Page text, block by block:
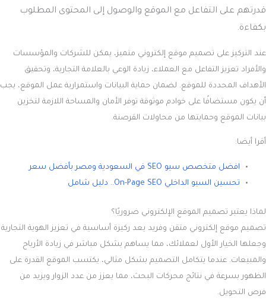
قدرتهم على التفاعل مع الموقع والوصول إلى المحتوى المطلوب
بكفاءة.
عند التركيز على تصميم موقع إلكتروني متميز، يمكن للشركات والمؤسسات
والأفراد تعزيز التفاعل مع العملاء، زيادة الوعي بالعلامة التجارية، وتحقيق
الأهداف المحددة للموقع. لضمان حماية البيانات واستمرارية عمل الموقع، يجب
أن يكون مستضافًا على خوادم موثوقة توفر الأمان والمساحة اللازمة لتخزين
بيانات الموقع وحمايتها من محاولات القرصنة.
أقرا أيضا:
افضل متخصص سيو SEO في السعودية ومصر بأفضل سعر
تحسين السيو الداخلي On-Page SEO.. دليل شامل
لماذا يعتبر تصميم الموقع الإلكتروني ضروريًا؟
تصميم موقع إلكتروني متقن وفريد يعد ركيزة أساسية في تعزيز الهوية التجارية
وجعلها الخيار الأول لعملائك، مما يساهم بشكل مباشر في زيادة الأرباح
والمبيعات. عندما يتكامل التصميم بشكل مثالي، يكتسب الموقع القدرة على
الظهور بسرعة في نتائج محركات البحث، مما يعزز من عدد الزوار ويزيد من
فرص التحويل.